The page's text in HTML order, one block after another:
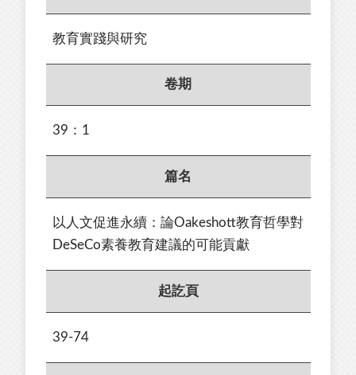
教育實踐與研究
卷期
39：1
篇名
以人文促進永續：論Oakeshott教育哲學對
DeSeCo素養教育建議的可能貢獻
起訖頁
39-74